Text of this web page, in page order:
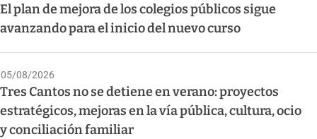
El plan de mejora de los colegios públicos sigue
avanzando para el inicio del nuevo curso
05/08/2026
Tres Cantos no se detiene en verano: proyectos
estratégicos, mejoras en la vía pública, cultura, ocio
y conciliación familiar